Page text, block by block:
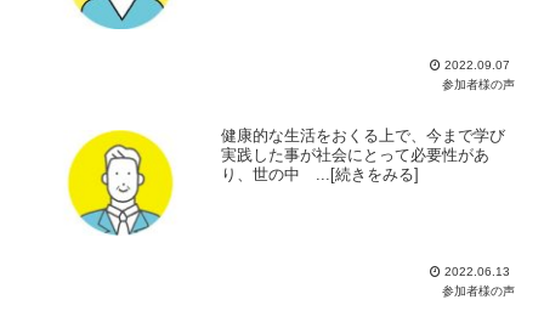
2022.09.07
参加者様の声
健康的な生活をおくる上で、今まで学び
実践した事が社会にとって必要性があ
り、世の中 ...[続きをみる]
2022.06.13
参加者様の声